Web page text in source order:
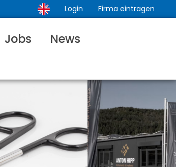
Login Firma eintragen
Jobs
News